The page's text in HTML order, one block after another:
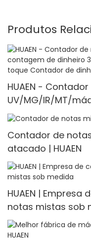
Produtos
HUAEN -
UV/MG/IR/MT/
dinheiro 3 visores
toque Contador
Contador de
atacado | HUAEN
HUAEN |
notas mistas sob